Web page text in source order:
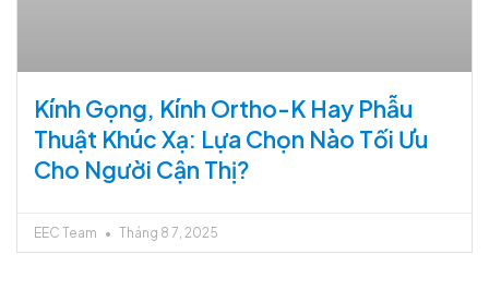
Kính Gọng, Kính Ortho-K Hay Phẫu
Thuật Khúc Xạ: Lựa Chọn Nào Tối Ưu
Cho Người Cận Thị?
EEC Team Tháng 8 7, 2025